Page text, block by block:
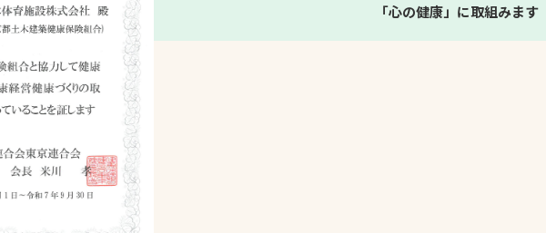
「心の健康」に取組みます